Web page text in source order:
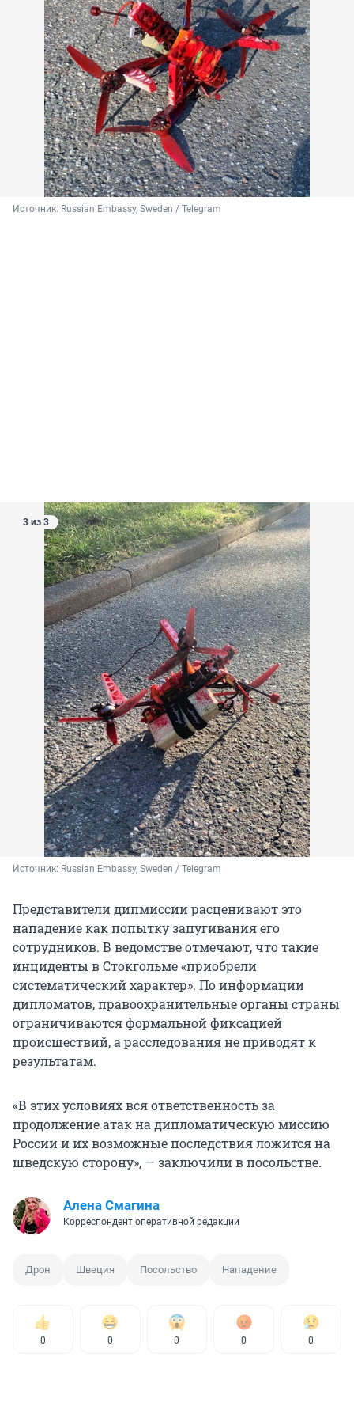
Источник: Russian Embassy, Sweden / Telegram
3 из 3
Источник: Russian Embassy, Sweden / Telegram
Представители дипмиссии расценивают это
нападение как попытку запугивания его
сотрудников. В ведомстве отмечают, что такие
инциденты в Стокгольме «приобрели
систематический характер». По информации
дипломатов, правоохранительные органы страны
ограничиваются формальной фиксацией
происшествий, а расследования не приводят к
результатам.
«В этих условиях вся ответственность за
продолжение атак на дипломатическую миссию
России и их возможные последствия ложится на
шведскую сторону», — заключили в посольстве.
Алена Смагина
Корреспондент оперативной редакции
Дрон Швеция Посольство Нападение
0 0 0 0 0